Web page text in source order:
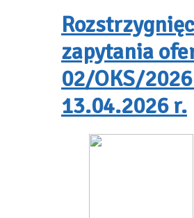
zapytania
02/OKS/
13.04.2026 r.